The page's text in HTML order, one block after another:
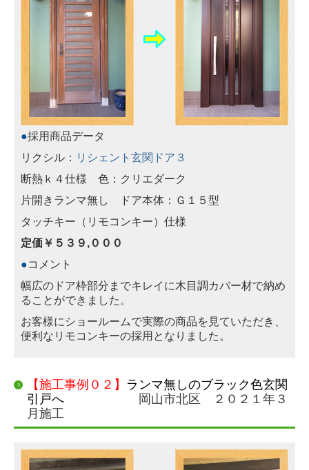
会社案内
Ｑ＆Ａ （ご利用案内）
お問合せ
●採用商品データ
リクシル： リシェント玄関ドア３
断熱ｋ４仕様 色：クリエダーク
片開きランマ無し ドア本体：Ｇ１５型
タッチキー（リモコンキー）仕様
定価￥５３９,０００
●コメント
幅広のドア枠部分までキレイに木目調 カバー材で納め
ることができました。
お客様にショールームで実際の商品を見ていただき、
便利なリモコンキーの採用となりま した。
【施工事例０２】 ランマ無しのブラック色玄関
引戸へ 岡山市北区 ２０２１年３
月施工